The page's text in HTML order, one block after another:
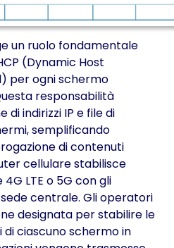
un ruolo fondamentale
(Dynamic Host
per ogni schermo
responsabilità
indirizzi IP e file di
semplificando
di contenuti
cellulare stabilisce
LTE o 5G con gli
centrale. Gli operatori
designata per stabilire le
ciascuno schermo in